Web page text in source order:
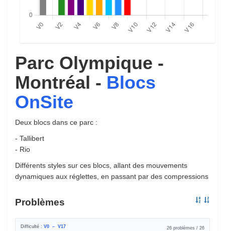
Parc Olympique -
Montréal - Blocs
OnSite
Deux blocs dans ce parc :
- Tallibert
- Rio
Différents styles sur ces blocs, allant des mouvements
dynamiques aux réglettes, en passant par des compressions
Problèmes
Difficulté : V0 – V17 26 problèmes / 26